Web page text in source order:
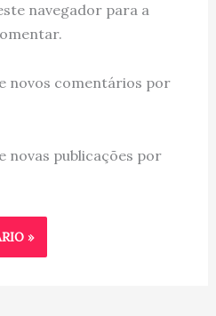
navegador para a
novos comentários por
novas publicações por